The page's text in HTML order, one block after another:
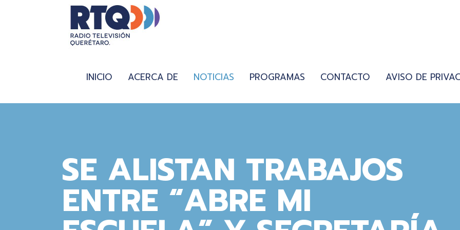
INICIO ACERCA DE NOTICIAS PROGRAMAS CONTACTO AVISO DE
SE ALISTAN TRABAJOS
ENTRE “ABRE MI